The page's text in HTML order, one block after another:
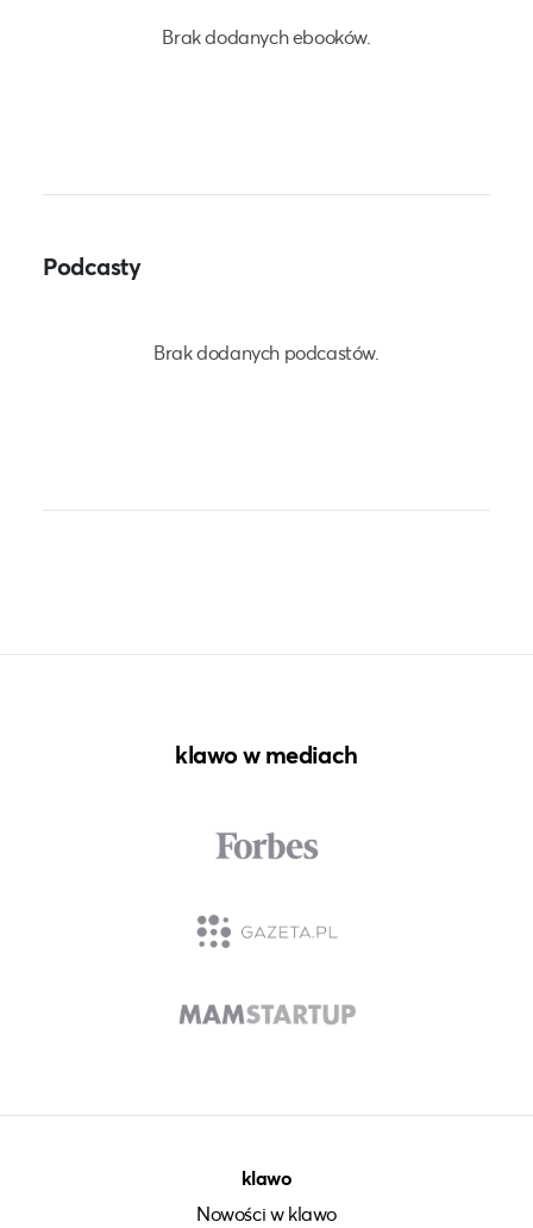
Brak dodanych ebooków.
Podcasty
Brak dodanych podcastów.
klawo w mediach
klawo
Nowości w klawo